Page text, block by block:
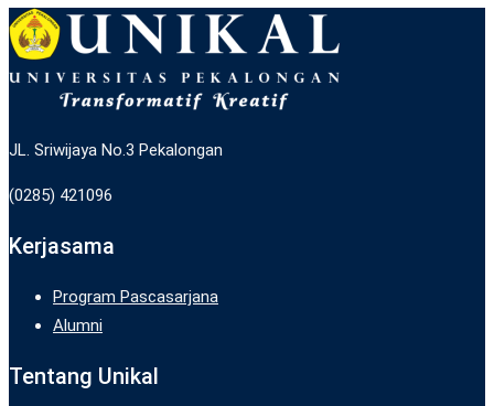
JL. Sriwijaya No.3 Pekalongan
(0285) 421096
Kerjasama
Program Pascasarjana
Alumni
Tentang Unikal